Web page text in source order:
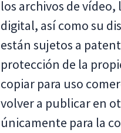
los archivos de
digital, así como su
están sujetos a
protección de la
copiar para uso
volver a publicar en
únicamente para la